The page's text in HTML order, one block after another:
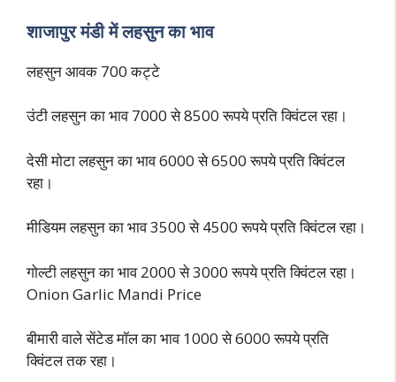
शाजापुर मंडी में लहसुन का भाव
लहसुन आवक 700 कट्टे
उंटी लहसुन का भाव 7000 से 8500 रूपये प्रति क्विंटल रहा।
देसी मोटा लहसुन का भाव 6000 से 6500 रूपये प्रति क्विंटल
रहा।
मीडियम लहसुन का भाव 3500 से 4500 रूपये प्रति क्विंटल रहा।
गोल्टी लहसुन का भाव 2000 से 3000 रूपये प्रति क्विंटल रहा।
Onion Garlic Mandi Price
बीमारी वाले सेंटेड मॉल का भाव 1000 से 6000 रूपये प्रति
क्विंटल तक रहा।